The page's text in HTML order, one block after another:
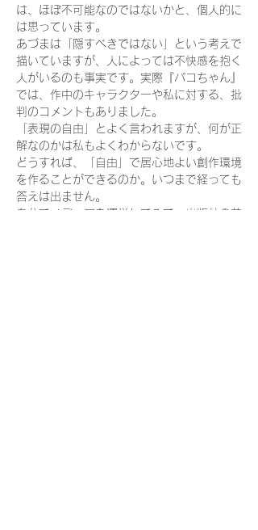
は、ほぼ不可能なのではないかと、個人的に
は思っています。
あづまは「隠すべきではない」という考えで
描いていますが、人によっては不快感を抱く
人がいるのも事実です。実際『パコちゃん』
では、作中のキャラクターや私に対する、批
判のコメントもありました。
「表現の自由」とよく言われますが、何が正
解なのかは私もよくわからないです。
どうすれば、「自由」で居心地よい創作環境
を作ることができるのか。いつまで経っても
答えは出ません。
自分でメディアを運営してみて、出版社の苦